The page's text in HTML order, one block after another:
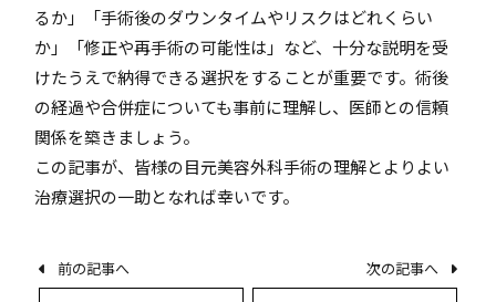
るか」「手術後のダウンタイムやリスクはどれくらい
か」「修正や再手術の可能性は」など、十分な説明を受
けたうえで納得できる選択をすることが重要です。術後
の経過や合併症についても事前に理解し、医師との信頼
関係を築きましょう。
この記事が、皆様の目元美容外科手術の理解とよりよい
治療選択の一助となれば幸いです。
前の記事へ 次の記事へ